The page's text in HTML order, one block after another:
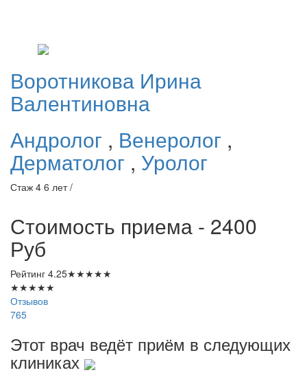
Воротникова Ирина
Валентиновна
Андролог , Венеролог ,
Дерматолог , Уролог
Стаж 4 6 лет /
Стоимость приема - 2400
Руб
Рейтинг 4.25★★★★★
★★★★★
Отзывов
765
Этот врач ведёт приём в следующих
клиниках